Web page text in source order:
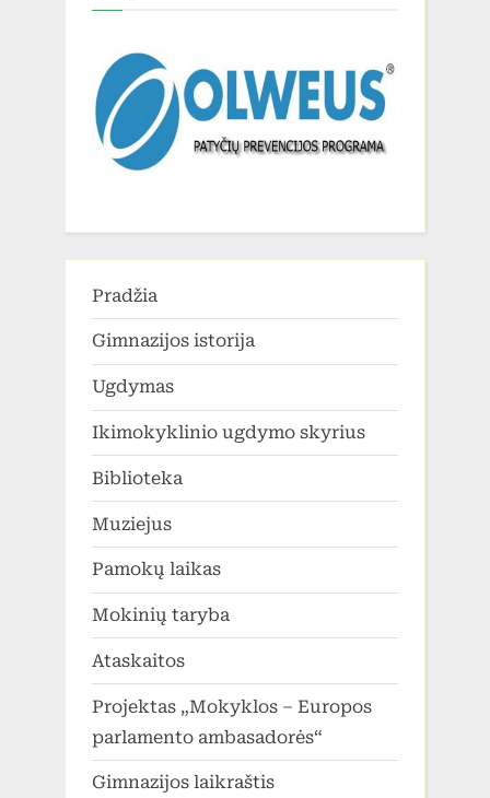
Pradžia
Gimnazijos istorija
Ugdymas
Ikimokyklinio ugdymo skyrius
Biblioteka
Muziejus
Pamokų laikas
Mokinių taryba
Ataskaitos
Projektas „Mokyklos – Europos
parlamento ambasadorės“
Gimnazijos laikraštis